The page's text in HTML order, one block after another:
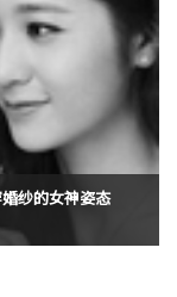
纱的女神姿态